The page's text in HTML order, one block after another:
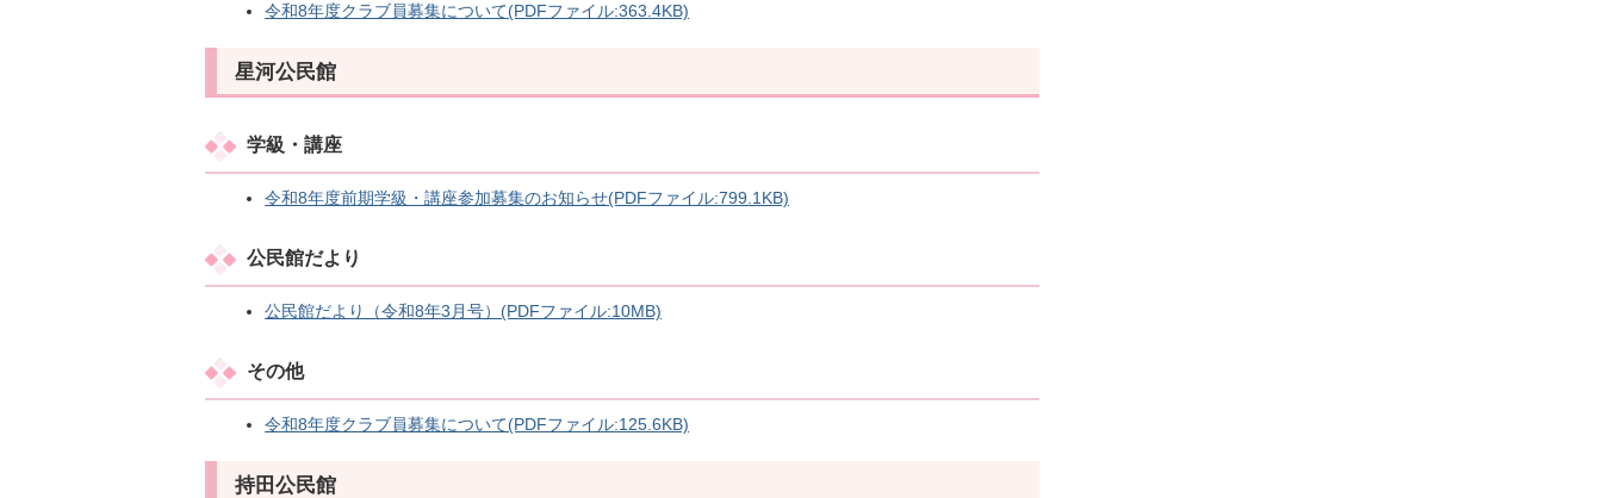
令和8年度クラブ員募集について(PDFファイル:363.4KB)
星河公民館
学級・講座
令和8年度前期学級・講座参加募集のお知らせ(PDFファイル:799.1KB)
公民館だより
公民館だより（令和8年3月号）(PDFファイル:10MB)
その他
令和8年度クラブ員募集について(PDFファイル:125.6KB)
持田公民館